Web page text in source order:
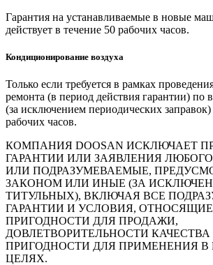
Гарантия на устанавливаемые в новые
действует в течение 50 рабочих часов.
Кондиционирование воздуха
Только если требуется в рамках
ремонта (в период действия гарантии) по
(за исключением периодических
рабочих часов.
КОМПАНИЯ DOOSAN ИСКЛЮЧАЕТ
ГАРАНТИИ ИЛИ ЗАЯВЛЕНИЯ
ИЛИ ПОДРАЗУМЕВАЕМЫЕ,
ЗАКОНОМ ИЛИ ИНЫЕ (ЗА
ТИТУЛЬНЫХ), ВКЛЮЧАЯ ВСЕ
ГАРАНТИИ И УСЛОВИЯ,
ПРИГОДНОСТИ ДЛЯ ПРОДАЖИ,
ДОВЛЕТВОРИТЕЛЬНОСТИ
ПРИГОДНОСТИ ДЛЯ ПРИМЕНЕНИЯ В
ЦЕЛЯХ.